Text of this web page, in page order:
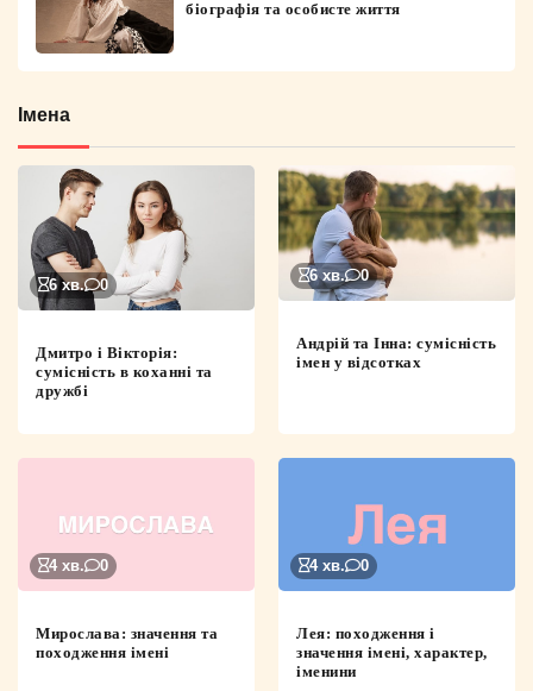
біографія та особисте життя
Імена
6 хв. 0
Дмитро і Вікторія:
сумісність в коханні та
дружбі
6 хв. 0
Андрій та Інна: сумісність
імен у відсотках
4 хв. 0
Мирослава: значення та
походження імені
4 хв. 0
Лея: походження і
значення імені, характер,
іменини